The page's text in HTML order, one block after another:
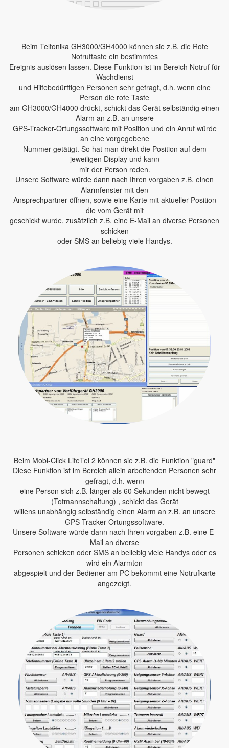
Beim Teltonika GH3000/GH4000 können sie z.B. die Rote
Notruftaste ein bestimmtes
Ereignis auslösen lassen. Diese Funktion ist im Bereich Notruf für
Wachdienst
und Hilfebedürftigen Personen sehr gefragt, d.h. wenn eine
Person die rote Taste
am GH3000/GH4000 drückt, schickt das Gerät selbständig einen
Alarm an z.B. an unsere
GPS-Tracker-Ortungssoftware mit Position und ein Anruf würde
an eine vorgegebene
Nummer getätigt. So hat man direkt die Position auf dem
jeweiligen Display und kann
mir der Person reden.
Unsere Software würde dann nach Ihren vorgaben z.B. einen
Alarmfenster mit den
Ansprechpartner öffnen, sowie eine Karte mit aktueller Position
die vom Gerät mit
geschickt wurde, zusätzlich z.B. eine E-Mail an diverse Personen
schicken
oder SMS an beliebig viele Handys.
Beim Mobi-Click LifeTel 2 können sie z.B. die Funktion "guard"
Diese Funktion ist im Bereich allein arbeitenden Personen sehr
gefragt, d.h. wenn
eine Person sich z.B. länger als 60 Sekunden nicht bewegt
(Totmannschaltung) , schickt das Gerät
willens unabhängig selbständig einen Alarm an z.B. an unsere
GPS-Tracker-Ortungssoftware.
Unsere Software würde dann nach Ihren vorgaben z.B. eine E-
Mail an diverse
Personen schicken oder SMS an beliebig viele Handys oder es
wird ein Alarmton
abgespielt und der Bediener am PC bekommt eine Notrufkarte
angezeigt.